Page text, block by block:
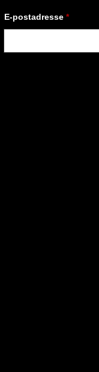
E-postadresse *